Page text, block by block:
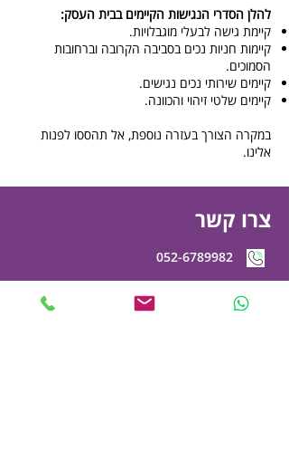
להלן הסדרי הנגישות הקיימים בבית העסק:
קיימת גישה לבעלי מוגבלויות.
קיימות חניות נכים בסביבה הקרובה וברחובות
הסמוכים.
קיימים שירותי נכים נגישים.
קיימים שלטי זיהוי והכוונה.
במקרה הצורך בעזרה נוספת, אל תהססו לפנות
אלינו.
צרו קשר
052-6789982
office@mycvresume.com